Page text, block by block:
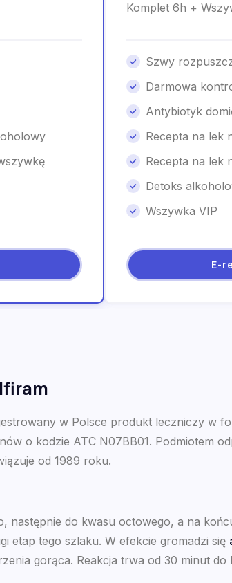
Komplet 6h +
Szwy
Darmowa
Antybiotyk
Recepta na lek
Recepta na lek
Detoks
Wszywka VIP
E-
w Polsce produkt leczniczy w
o kodzie ATC N07BB01. Podmiotem
od 1989 roku.
następnie do kwasu octowego, a na
etap tego szlaku. W efekcie gromadzi się
gorąca. Reakcja trwa od 30 minut do